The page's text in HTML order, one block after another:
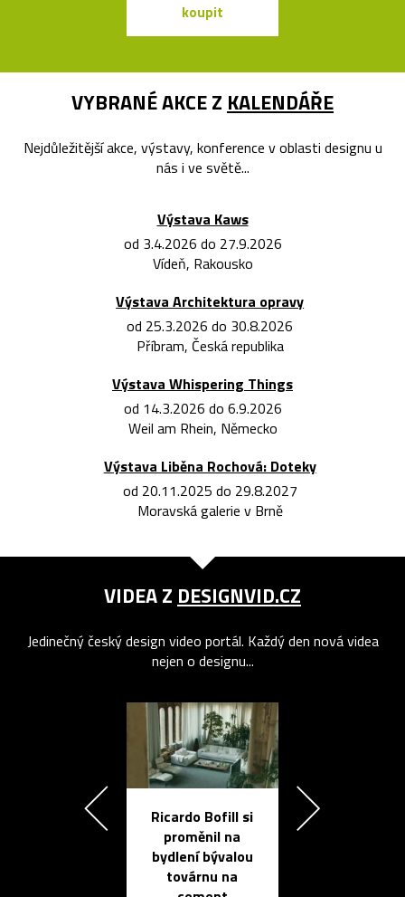
koupit
VYBRANÉ AKCE Z KALENDÁŘE
Nejdůležitější akce, výstavy, konference v oblasti designu u
nás i ve světě...
Výstava Kaws
od 3.4.2026 do 27.9.2026
Vídeň, Rakousko
Výstava Architektura opravy
od 25.3.2026 do 30.8.2026
Příbram, Česká republika
Výstava Whispering Things
od 14.3.2026 do 6.9.2026
Weil am Rhein, Německo
Výstava Liběna Rochová: Doteky
od 20.11.2025 do 29.8.2027
Moravská galerie v Brně
VIDEA Z DESIGNVID.CZ
Jedinečný český design video portál. Každý den nová videa
nejen o designu...
Ricardo Bofill si
proměnil na
bydlení bývalou
továrnu na